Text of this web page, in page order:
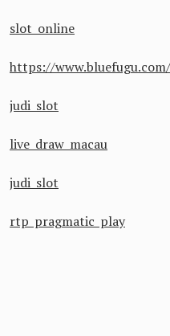
slot online
https://www.bluefugu.com/
judi slot
live draw macau
judi slot
rtp pragmatic play